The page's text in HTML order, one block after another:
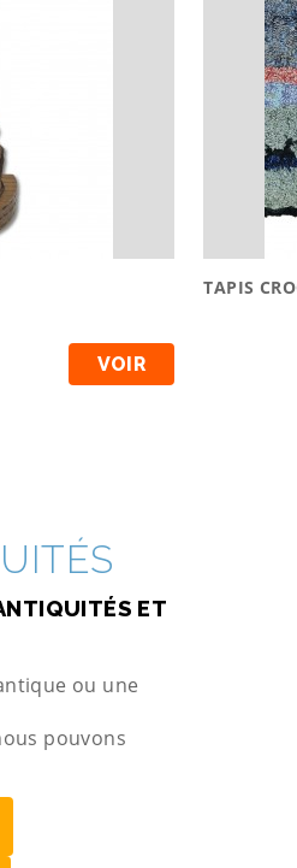
VOIR
TAPIS
ET
ou une
pouvons